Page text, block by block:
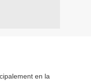
en la